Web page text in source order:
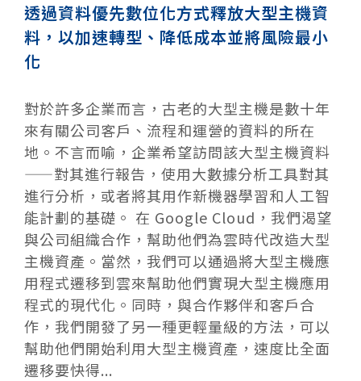
透過資料優先數位化方式釋放大型主機資
料，以加速轉型、降低成本並將風險最小
化
對於許多企業而言，古老的大型主機是數十年
來有關公司客戶、流程和運營的資料的所在
地。不言而喻，企業希望訪問該大型主機資料
——對其進行報告，使用大數據分析工具對其
進行分析，或者將其用作新機器學習和人工智
能計劃的基礎。 在 Google Cloud，我們渴望
與公司組織合作，幫助他們為雲時代改造大型
主機資產。當然，我們可以通過將大型主機應
用程式遷移到雲來幫助他們實現大型主機應用
程式的現代化。同時，與合作夥伴和客戶合
作，我們開發了另一種更輕量級的方法，可以
幫助他們開始利用大型主機資產，速度比全面
遷移要快得...